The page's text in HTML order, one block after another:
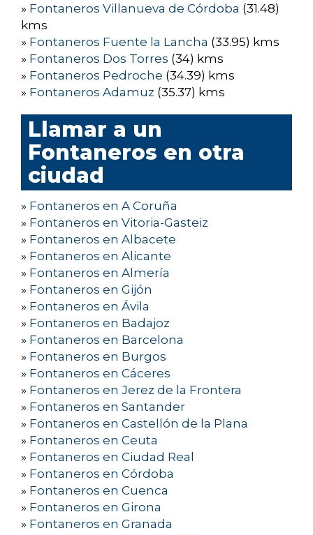
» Fontaneros Villanueva de Córdoba (31.48)
kms
» Fontaneros Fuente la Lancha (33.95) kms
» Fontaneros Dos Torres (34) kms
» Fontaneros Pedroche (34.39) kms
» Fontaneros Adamuz (35.37) kms
Llamar a un
Fontaneros en otra
ciudad
» Fontaneros en A Coruña
» Fontaneros en Vitoria-Gasteiz
» Fontaneros en Albacete
» Fontaneros en Alicante
» Fontaneros en Almería
» Fontaneros en Gijón
» Fontaneros en Ávila
» Fontaneros en Badajoz
» Fontaneros en Barcelona
» Fontaneros en Burgos
» Fontaneros en Cáceres
» Fontaneros en Jerez de la Frontera
» Fontaneros en Santander
» Fontaneros en Castellón de la Plana
» Fontaneros en Ceuta
» Fontaneros en Ciudad Real
» Fontaneros en Córdoba
» Fontaneros en Cuenca
» Fontaneros en Girona
» Fontaneros en Granada